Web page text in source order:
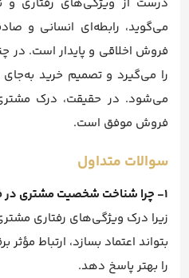
درست از ویژگی‌های رفتاری و
می‌گوید، رابطه‌ای انسانی و
فروش اخلاقی و پایدار است. در
را می‌گیرد و تصمیم خرید به‌جای
می‌شود. در حقیقت، درک
فروش موفق است.
سوالات متداول
1- چرا شناخت شخصیت مشتری در فروش اهمیت دارد؟
زیرا درک ویژگی‌های رفتاری
بتواند اعتماد بسازد، ارتباط مؤثر
را بهتر پاسخ دهد.